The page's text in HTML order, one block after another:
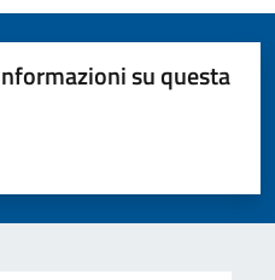
su questa
su 5
5